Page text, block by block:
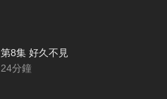
第8集 好久不見
24分鐘